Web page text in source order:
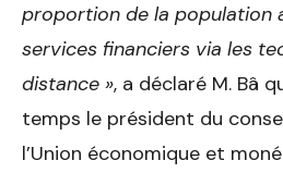
proportion de la population
services financiers via les
distance », a déclaré M. Bâ
temps le président du
l’Union économique et